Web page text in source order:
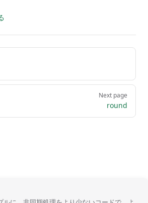
Next page
round